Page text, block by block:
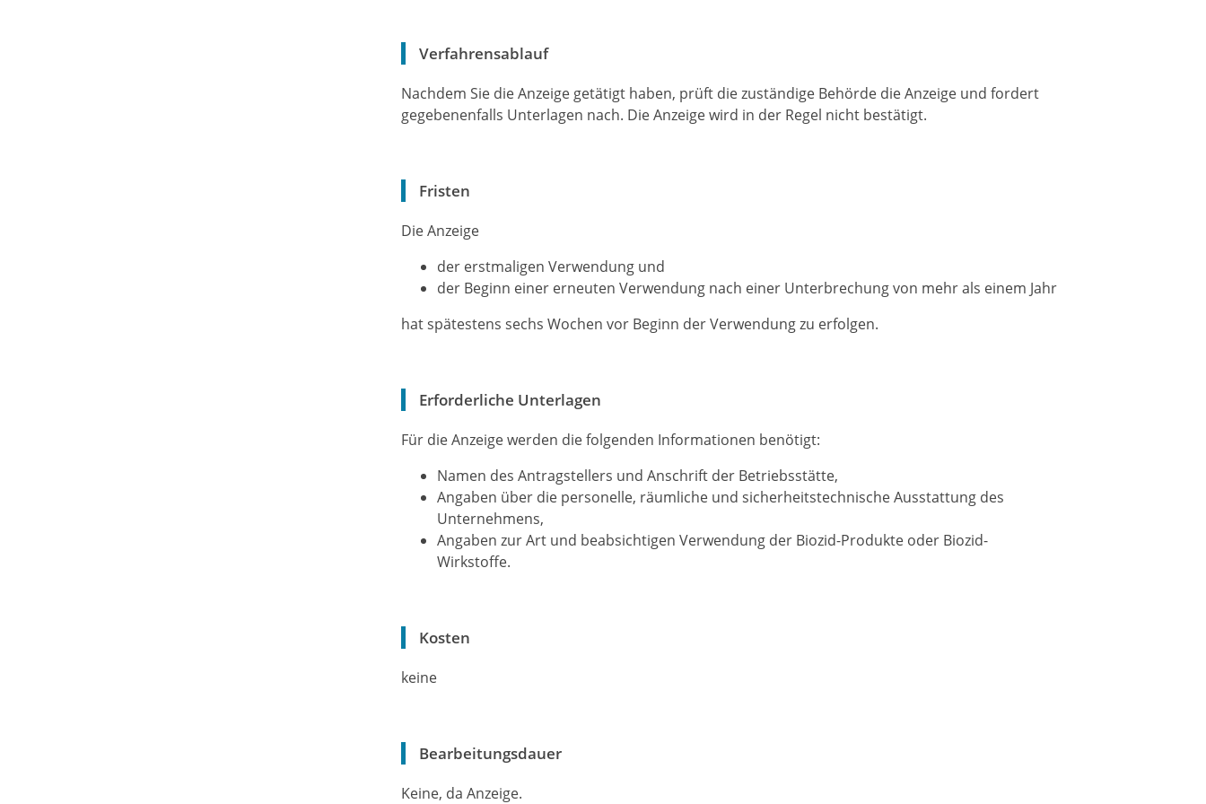
Verfahrensablauf
Nachdem Sie die Anzeige getätigt haben, prüft die zuständige Behörde die Anzeige und fordert
gegebenenfalls Unterlagen nach. Die Anzeige wird in der Regel nicht bestätigt.
Fristen
Die Anzeige
der erstmaligen Verwendung und
der Beginn einer erneuten Verwendung nach einer Unterbrechung von mehr als einem Jahr
hat spätestens sechs Wochen vor Beginn der Verwendung zu erfolgen.
Erforderliche Unterlagen
Für die Anzeige werden die folgenden Informationen benötigt:
Namen des Antragstellers und Anschrift der Betriebsstätte,
Angaben über die personelle, räumliche und sicherheitstechnische Ausstattung des
Unternehmens,
Angaben zur Art und beabsichtigen Verwendung der Biozid-Produkte oder Biozid-
Wirkstoffe.
Kosten
keine
Bearbeitungsdauer
Keine, da Anzeige.